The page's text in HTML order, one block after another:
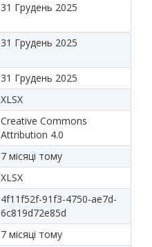
31 Грудень 2025
31 Грудень 2025
31 Грудень 2025
XLSX
Creative Commons
Attribution 4.0
7 місяці тому
XLSX
4f11f52f-91f3-4750-ae7d-
6c819d72e85d
7 місяці тому